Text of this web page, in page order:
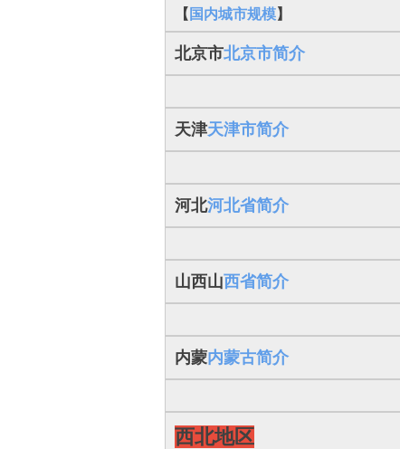
【 国内城市规模】
北京市北京市简介
天津天津市简介
河北河北省简介
山西山西省简介
内蒙内蒙古简介
西北地区